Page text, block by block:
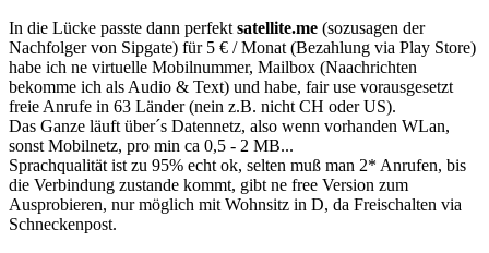
In die Lücke passte dann perfekt satellite.me (sozusagen der
Nachfolger von Sipgate) für 5 € / Monat (Bezahlung via Play Store)
habe ich ne virtuelle Mobilnummer, Mailbox (Naachrichten
bekomme ich als Audio & Text) und habe, fair use vorausgesetzt
freie Anrufe in 63 Länder (nein z.B. nicht CH oder US).
Das Ganze läuft über´s Datennetz, also wenn vorhanden WLan,
sonst Mobilnetz, pro min ca 0,5 - 2 MB...
Sprachqualität ist zu 95% echt ok, selten muß man 2* Anrufen, bis
die Verbindung zustande kommt, gibt ne free Version zum
Ausprobieren, nur möglich mit Wohnsitz in D, da Freischalten via
Schneckenpost.